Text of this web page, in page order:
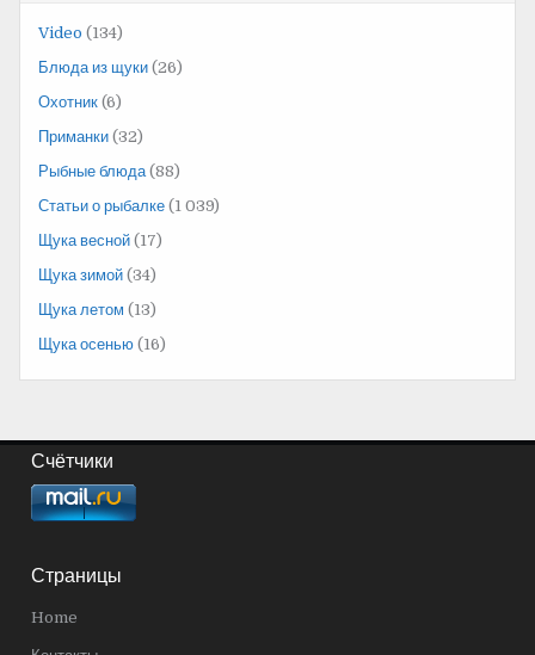
Video (134)
Блюда из щуки (26)
Охотник (6)
Приманки (32)
Рыбные блюда (88)
Статьи о рыбалке (1 039)
Щука весной (17)
Щука зимой (34)
Щука летом (13)
Щука осенью (16)
Счётчики
Страницы
Home